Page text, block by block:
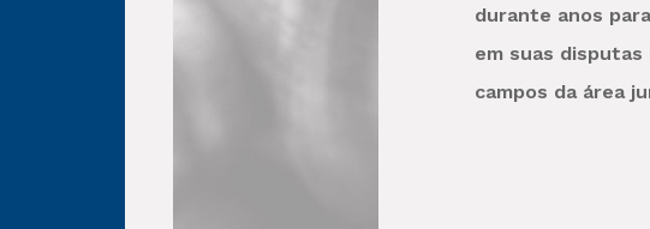
durante anos
em suas
campos da área